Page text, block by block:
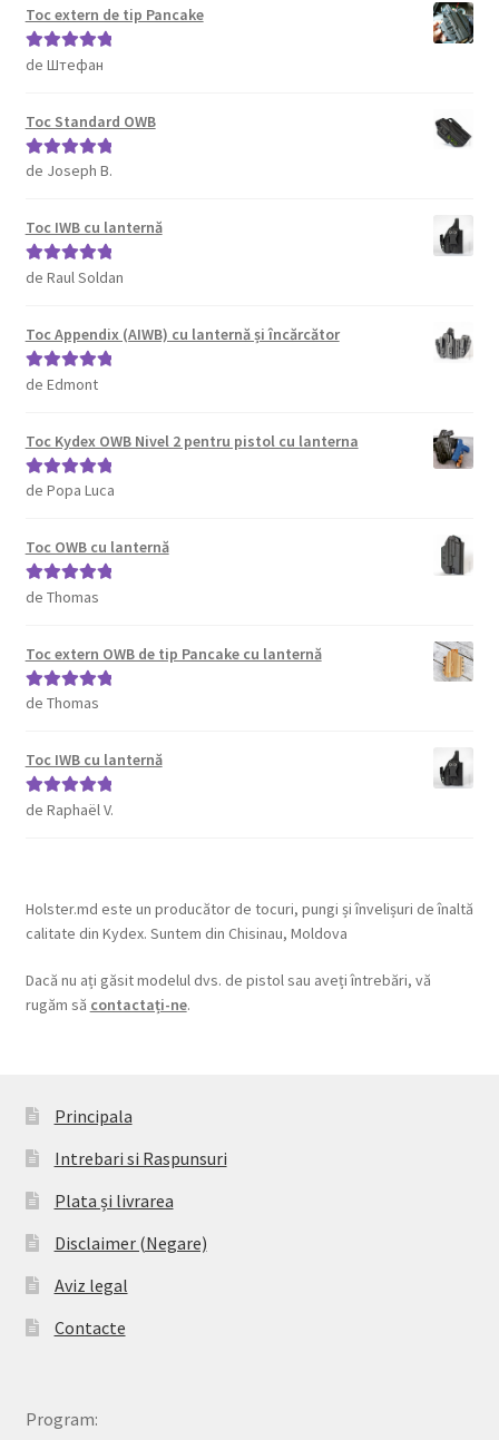
Toc extern de tip Pancake
Evaluat la5
de Штефан
Toc Standard OWB
Evaluat la5
de Joseph B.
Toc IWB cu lanternă
Evaluat la5
de Raul Soldan
Toc Appendix (AIWB) cu lanternă și încărcător
Evaluat la5
de Edmont
Toc Kydex OWB Nivel 2 pentru pistol cu lanterna
Evaluat la5
de Popa Luca
Toc OWB cu lanternă
Evaluat la5
de Thomas
Toc extern OWB de tip Pancake cu lanternă
Evaluat la5
de Thomas
Toc IWB cu lanternă
Evaluat la5
de Raphaël V.
Holster.md este un producător de tocuri, pungi și învelișuri de înaltă
calitate din Kydex. Suntem din Chisinau, Moldova
Dacă nu ați găsit modelul dvs. de pistol sau aveți întrebări, vă
rugăm să contactați-ne.
Principala
Intrebari si Raspunsuri
Plata și livrarea
Disclaimer (Negare)
Aviz legal
Contacte
Program: